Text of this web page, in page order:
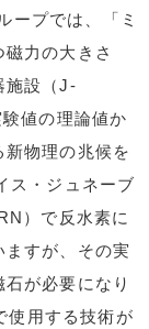
ープでは、「ミ
力の大きさ
施設（J-
値の理論値か
物理の兆候を
ス・ジュネーブ
）で反水素に
すが、その実
が必要になり
使用する技術が